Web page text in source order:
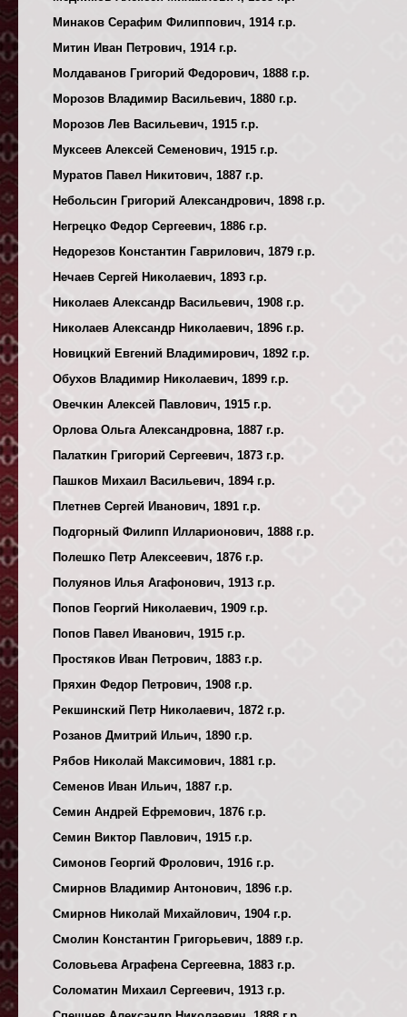
Минаков Серафим Филиппович, 1914 г.р.
Митин Иван Петрович, 1914 г.р.
Молдаванов Григорий Федорович, 1888 г.р.
Морозов Владимир Васильевич, 1880 г.р.
Морозов Лев Васильевич, 1915 г.р.
Муксеев Алексей Семенович, 1915 г.р.
Муратов Павел Никитович, 1887 г.р.
Небольсин Григорий Александрович, 1898 г.р.
Негрецко Федор Сергеевич, 1886 г.р.
Недорезов Константин Гаврилович, 1879 г.р.
Нечаев Сергей Николаевич, 1893 г.р.
Николаев Александр Васильевич, 1908 г.р.
Николаев Александр Николаевич, 1896 г.р.
Новицкий Евгений Владимирович, 1892 г.р.
Обухов Владимир Николаевич, 1899 г.р.
Овечкин Алексей Павлович, 1915 г.р.
Орлова Ольга Александровна, 1887 г.р.
Палаткин Григорий Сергеевич, 1873 г.р.
Пашков Михаил Васильевич, 1894 г.р.
Плетнев Сергей Иванович, 1891 г.р.
Подгорный Филипп Илларионович, 1888 г.р.
Полешко Петр Алексеевич, 1876 г.р.
Полуянов Илья Агафонович, 1913 г.р.
Попов Георгий Николаевич, 1909 г.р.
Попов Павел Иванович, 1915 г.р.
Простяков Иван Петрович, 1883 г.р.
Пряхин Федор Петрович, 1908 г.р.
Рекшинский Петр Николаевич, 1872 г.р.
Розанов Дмитрий Ильич, 1890 г.р.
Рябов Николай Максимович, 1881 г.р.
Семенов Иван Ильич, 1887 г.р.
Семин Андрей Ефремович, 1876 г.р.
Семин Виктор Павлович, 1915 г.р.
Симонов Георгий Фролович, 1916 г.р.
Смирнов Владимир Антонович, 1896 г.р.
Смирнов Николай Михайлович, 1904 г.р.
Смолин Константин Григорьевич, 1889 г.р.
Соловьева Аграфена Сергеевна, 1883 г.р.
Соломатин Михаил Сергеевич, 1913 г.р.